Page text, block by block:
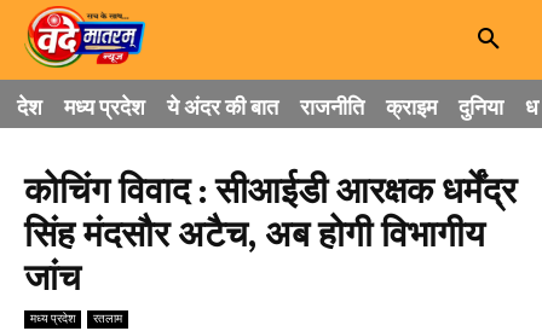
देश मध्य प्रदेश ये अंदर की बात राजनीति क्राइम दुनिया
कोचिंग विवाद : सीआईडी आरक्षक धर्मेंद्र
सिंह मंदसौर अटैच, अब होगी विभागीय
जांच
मध्य प्रदेश रतलाम